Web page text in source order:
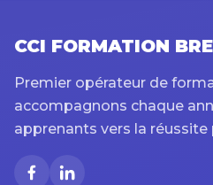
CCI FORMATION
Premier opérateur de
accompagnons chaque
apprenants vers la réussite